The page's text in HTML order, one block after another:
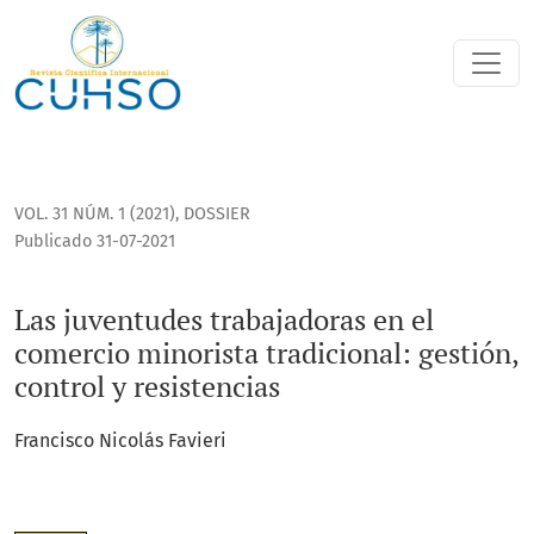
Las juventudes trabajadoras en el comercio minorista
VOL. 31 NÚM. 1 (2021), DOSSIER
Las juventudes trabajadoras en el
comercio minorista tradicional: gestión,
control y resistencias
Publicado 31-07-2021
Francisco Nicolás Favieri